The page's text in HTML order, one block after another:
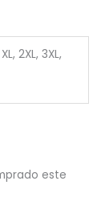
2XL, 3XL,
este